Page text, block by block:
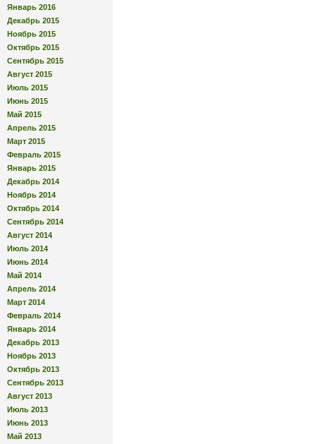
Январь 2016
Декабрь 2015
Ноябрь 2015
Октябрь 2015
Сентябрь 2015
Август 2015
Июль 2015
Июнь 2015
Май 2015
Апрель 2015
Март 2015
Февраль 2015
Январь 2015
Декабрь 2014
Ноябрь 2014
Октябрь 2014
Сентябрь 2014
Август 2014
Июль 2014
Июнь 2014
Май 2014
Апрель 2014
Март 2014
Февраль 2014
Январь 2014
Декабрь 2013
Ноябрь 2013
Октябрь 2013
Сентябрь 2013
Август 2013
Июль 2013
Июнь 2013
Май 2013